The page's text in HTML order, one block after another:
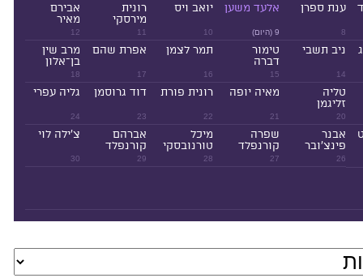
8
ענת ספרן
9 (היום)
אלעד משען
10
יואב ויס
11
רונית
מירסקי
12
אבירם
מאיר
14
ניב תשבי
15
טימור
דברה
16
תמר לצמן
17
אפרת שהם
18
מרב שין
בן־אלון
20
טליה
זליגמן
21
מאיה יופה
22
רונית פורת
23
דוד גרוסמן
24
גליה עפרי
26
אבנר
פינצ'ובר
27
שפרה
קורנפלד
28
מיכל
טורנובסקי
29
אברהם
קורנפלד
30
צ'ילה לוי